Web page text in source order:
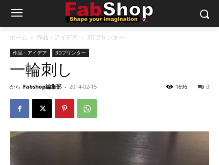
ホーム 作品・アイデア 3Dプリンター
作品・アイデア 3Dプリンター
一輪刺し
から Fabshop編集部 - 2014-02-15 0
1696